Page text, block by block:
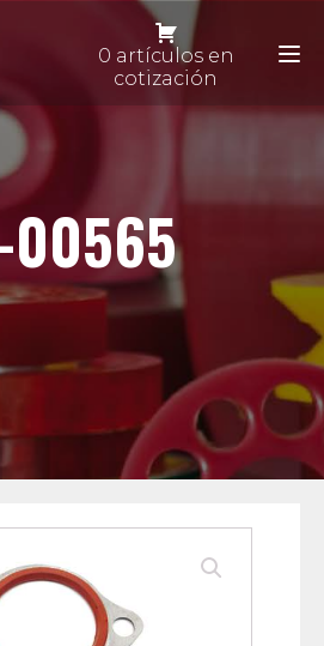
0 artículos en
cotización
00565